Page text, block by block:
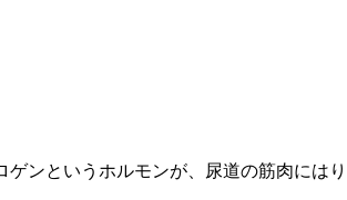
ンというホルモンが、尿道の筋肉にはり